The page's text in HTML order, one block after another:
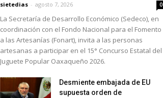
sietedias - agosto 7, 2026 0
La Secretaría de Desarrollo Económico (Sedeco), en
coordinación con el Fondo Nacional para el Fomento
a las Artesanías (Fonart), invita a las personas
artesanas a participar en el 15° Concurso Estatal del
Juguete Popular Oaxaqueño 2026.
Desmiente embajada de EU
supuesta orden de